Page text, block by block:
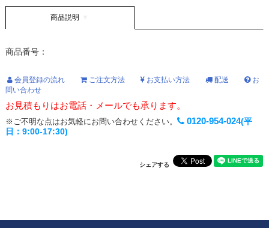
商品説明
商品番号：
会員登録の流れ ご注文方法 お支払い方法 配送
お
問い合わせ
お見積もりはお電話・メールでも承ります。
※ご不明な点はお気軽にお問い合わせください。 0120-954-024(平
日：9:00-17:30)
シェアする